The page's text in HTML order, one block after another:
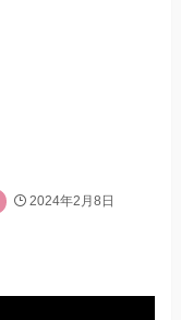
2024年2月8日